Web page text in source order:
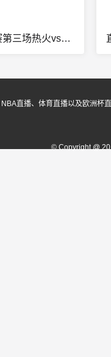
半决赛第三场热火vs公牛
直播、体育直播以及欧洲
© Copyright @